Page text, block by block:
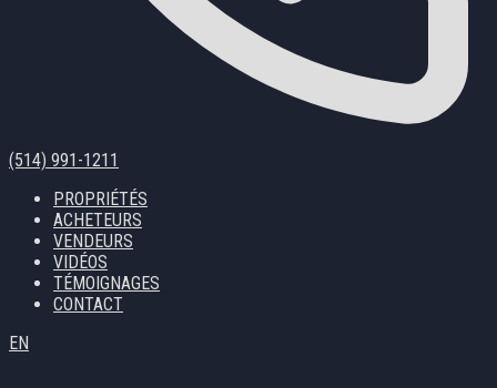
(514) 991-1211
PROPRIÉTÉS
ACHETEURS
VENDEURS
VIDÉOS
TÉMOIGNAGES
CONTACT
EN